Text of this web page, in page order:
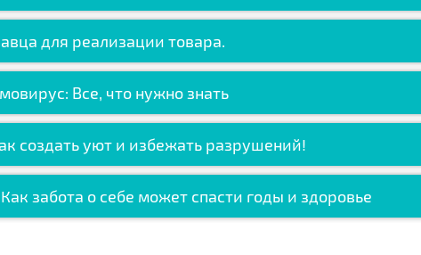
для реализации товара.
Все, что нужно знать
создать уют и избежать разрушений!
забота о себе может спасти годы и здоровье